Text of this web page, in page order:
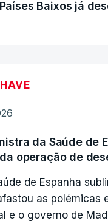
Baixos já
da Saúde de
operação de
de Espanha
as polémicas
e o governo de